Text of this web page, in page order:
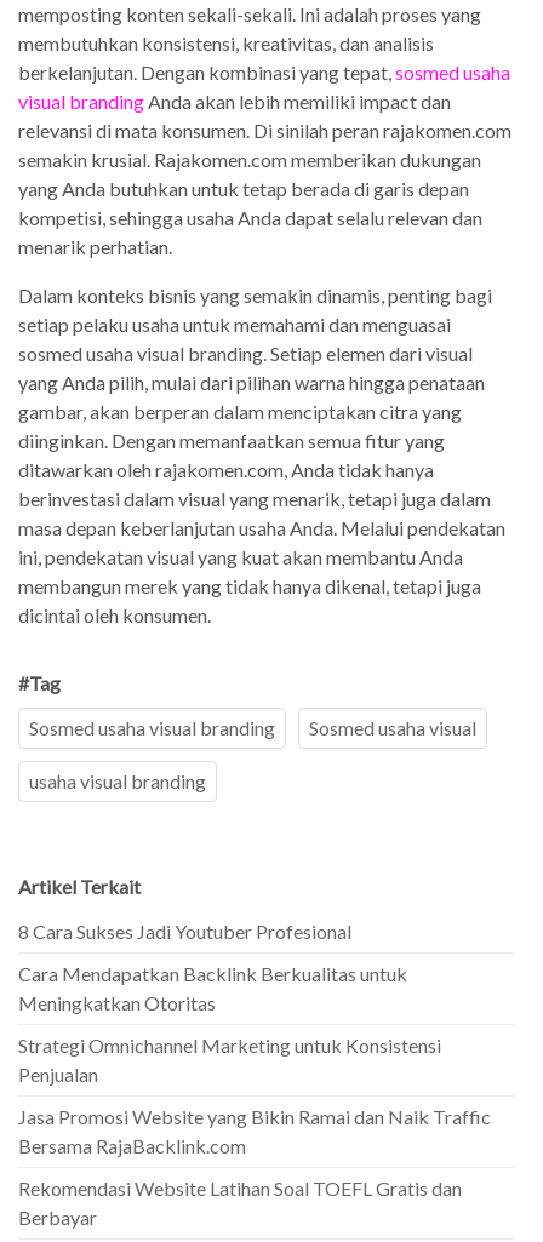
memposting konten sekali-sekali. Ini adalah proses yang
membutuhkan konsistensi, kreativitas, dan analisis
berkelanjutan. Dengan kombinasi yang tepat,sosmed usaha
visual brandingAnda akan lebih memiliki impact dan
relevansi di mata konsumen. Di sinilah peran rajakomen.com
semakin krusial. Rajakomen.com memberikan dukungan
yang Anda butuhkan untuk tetap berada di garis depan
kompetisi, sehingga usaha Anda dapat selalu relevan dan
menarik perhatian.
Dalam konteks bisnis yang semakin dinamis, penting bagi
setiap pelaku usaha untuk memahami dan menguasai
sosmed usaha visual branding. Setiap elemen dari visual
yang Anda pilih, mulai dari pilihan warna hingga penataan
gambar, akan berperan dalam menciptakan citra yang
diinginkan. Dengan memanfaatkan semua fitur yang
ditawarkan oleh rajakomen.com, Anda tidak hanya
berinvestasi dalam visual yang menarik, tetapi juga dalam
masa depan keberlanjutan usaha Anda. Melalui pendekatan
ini, pendekatan visual yang kuat akan membantu Anda
membangun merek yang tidak hanya dikenal, tetapi juga
dicintai oleh konsumen.
#Tag
Sosmed usaha visual branding
Sosmed usaha visual
usaha visual branding
Artikel Terkait
8 Cara Sukses Jadi Youtuber Profesional
Cara Mendapatkan Backlink Berkualitas untuk
Meningkatkan Otoritas
Strategi Omnichannel Marketing untuk Konsistensi
Penjualan
Jasa Promosi Website yang Bikin Ramai dan Naik Traffic
Bersama RajaBacklink.com
Rekomendasi Website Latihan Soal TOEFL Gratis dan
Berbayar